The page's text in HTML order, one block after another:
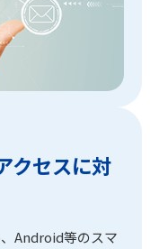
クセスに対
Android等のスマ